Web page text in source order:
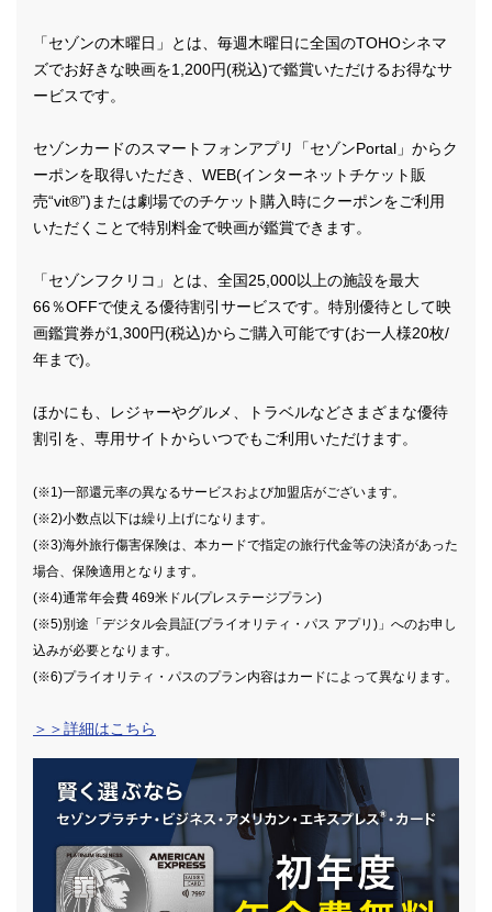
「セゾンの木曜日」とは、毎週木曜日に全国のTOHOシネマ
ズでお好きな映画を1,200円(税込)で鑑賞いただけるお得なサ
ービスです。
セゾンカードのスマートフォンアプリ「セゾンPortal」からク
ーポンを取得いただき、WEB(インターネットチケット販
売“vit®”)または劇場でのチケット購入時にクーポンをご利用
いただくことで特別料金で映画が鑑賞できます。
「セゾンフクリコ」とは、全国25,000以上の施設を最大
66％OFFで使える優待割引サービスです。特別優待として映
画鑑賞券が1,300円(税込)からご購入可能です(お一人様20枚/
年まで)。
ほかにも、レジャーやグルメ、トラベルなどさまざまな優待
割引を、専用サイトからいつでもご利用いただけます。
(※1)一部還元率の異なるサービスおよび加盟店がございます。
(※2)小数点以下は繰り上げになります。
(※3)海外旅行傷害保険は、本カードで指定の旅行代金等の決済があった
場合、保険適用となります。
(※4)通常年会費 469米ドル(プレステージプラン)
(※5)別途「デジタル会員証(プライオリティ・パス アプリ)」へのお申し
込みが必要となります。
(※6)プライオリティ・パスのプラン内容はカードによって異なります。
＞＞詳細はこちら